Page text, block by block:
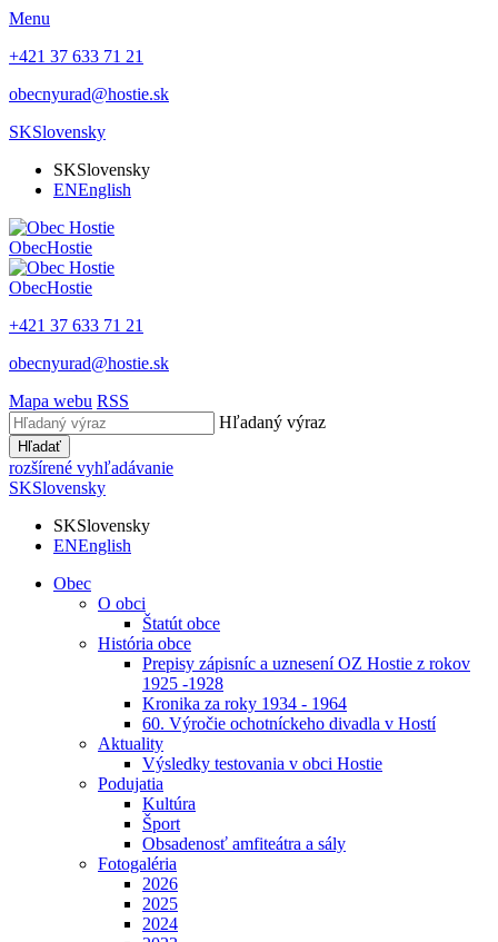
Menu
+421 37 633 71 21
obecnyurad@hostie.sk
SKSlovensky
SKSlovensky
ENEnglish
ObecHostie
ObecHostie
+421 37 633 71 21
obecnyurad@hostie.sk
Mapa webu RSS
Hľadaný výraz
Hľadať
rozšírené vyhľadávanie
SKSlovensky
SKSlovensky
ENEnglish
Obec
O obci
Štatút obce
História obce
Prepisy zápisníc a uznesení OZ Hostie z rokov
1925 -1928
Kronika za roky 1934 - 1964
60. Výročie ochotníckeho divadla v Hostí
Aktuality
Výsledky testovania v obci Hostie
Podujatia
Kultúra
Šport
Obsadenosť amfiteátra a sály
Fotogaléria
2026
2025
2024